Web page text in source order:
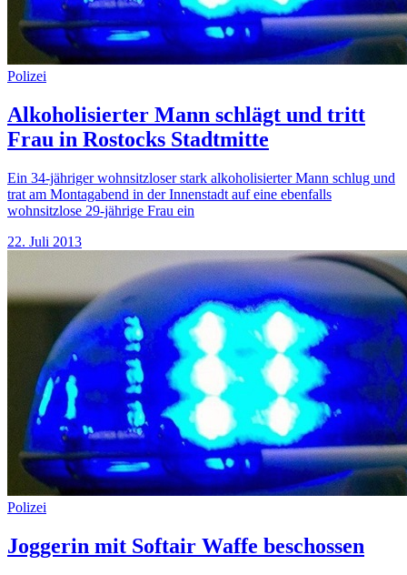
Polizei
Alkoholisierter Mann schlägt und tritt
Frau in Rostocks Stadtmitte
Ein 34-jähriger wohnsitzloser stark alkoholisierter Mann schlug und
trat am Montagabend in der Innenstadt auf eine ebenfalls
wohnsitzlose 29-jährige Frau ein
22. Juli 2013
Polizei
Joggerin mit Softair Waffe beschossen